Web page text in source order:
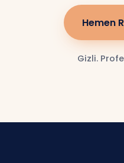
Hemen
Gizli.